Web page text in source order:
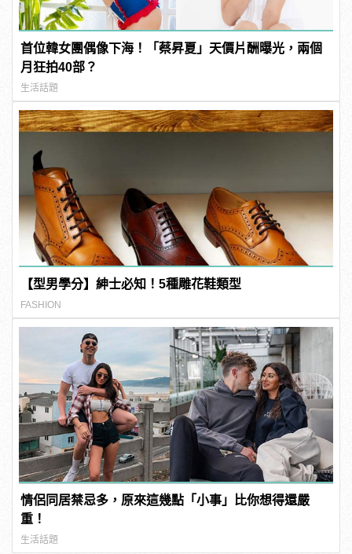
首位韓女團偶像下海！「蔡昇夏」天價片酬曝光，兩個
月狂拍40部？
生活話題
【型男學分】紳士必知！5種雕花鞋類型
FASHION
情侶同居禁忌多，原來這幾點「小事」比你想得還嚴
重！
生活話題